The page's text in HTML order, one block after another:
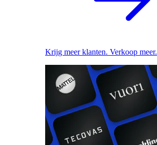
Krijg meer klanten. Verkoop meer.